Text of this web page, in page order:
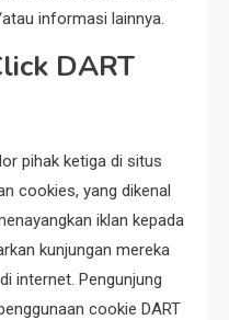
informasi lainnya.
DART
pihak ketiga di situs
cookies, yang dikenal
iklan kepada
kunjungan mereka
internet. Pengunjung
cookie DART